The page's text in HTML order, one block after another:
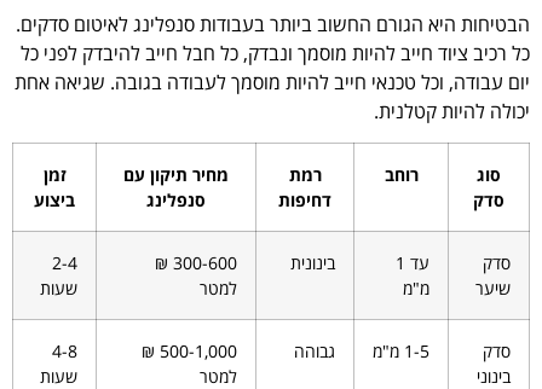
הבטיחות היא הגורם החשוב ביותר בעבודות סנפלינג לאיטום סדקים.
כל רכיב ציוד חייב להיות מוסמך ונבדק, כל חבל חייב להיבדק לפני כל
יום עבודה, וכל טכנאי חייב להיות מוסמך לעבודה בגובה. שגיאה אחת
יכולה להיות קטלנית.
סוג
סדק
רוחב
רמת
דחיפות
מחיר תיקון עם
סנפלינג
זמן
ביצוע
סדק
שיער
עד 1
מ"מ
בינונית
300-600 ₪
למטר
2-4
שעות
סדק
בינוני
1-5 מ"מ גבוהה
500-1,000 ₪
למטר
4-8
שעות